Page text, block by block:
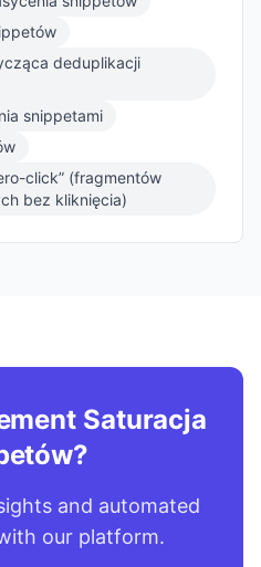
deduplikacji
snippetami
click” (fragmentów
bez kliknięcia)
Saturacja
and automated
our platform.